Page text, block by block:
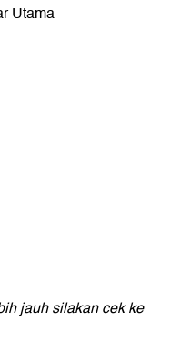
Utama
jauh silakan cek ke